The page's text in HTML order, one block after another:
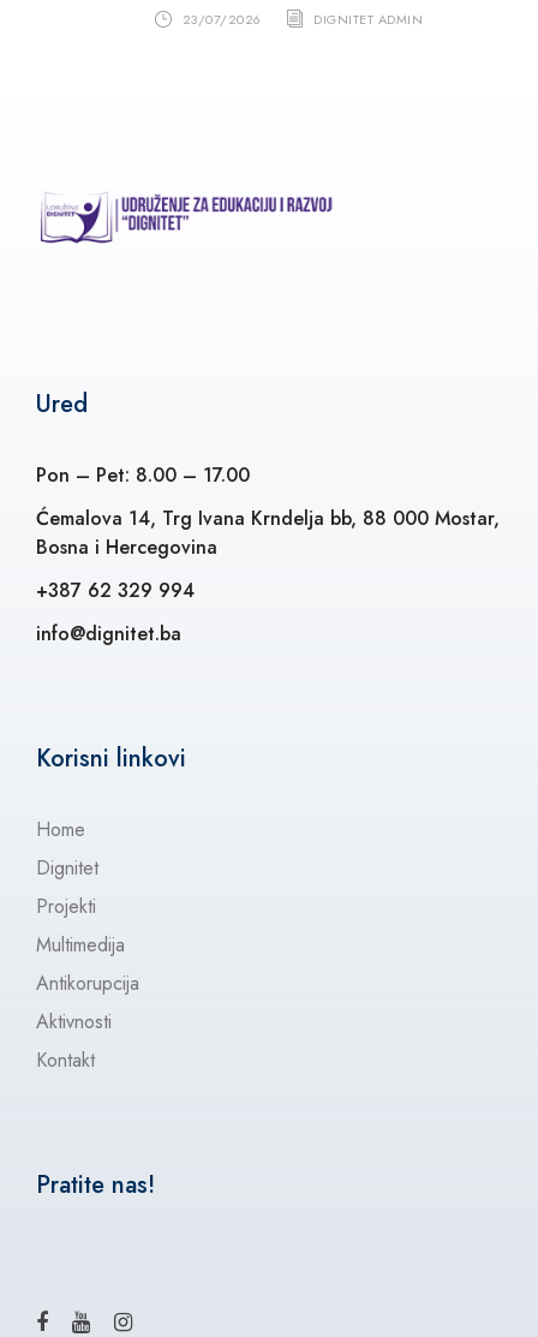
23/07/2026 DIGNITET ADMIN
Ured
Pon – Pet: 8.00 – 17.00
Ćemalova 14, Trg Ivana Krndelja bb, 88 000 Mostar,
Bosna i Hercegovina
+387 62 329 994
info@dignitet.ba
Korisni linkovi
Home
Dignitet
Projekti
Multimedija
Antikorupcija
Aktivnosti
Kontakt
Pratite nas!